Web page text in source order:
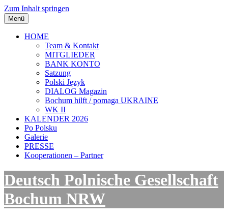
Zum Inhalt springen
Menü
HOME
Team & Kontakt
MITGLIEDER
BANK KONTO
Satzung
Polski Język
DIALOG Magazin
Bochum hilft / pomaga UKRAINE
WK II
KALENDER 2026
Po Polsku
Galerie
PRESSE
Kooperationen – Partner
Deutsch Polnische Gesellschaft
Bochum NRW